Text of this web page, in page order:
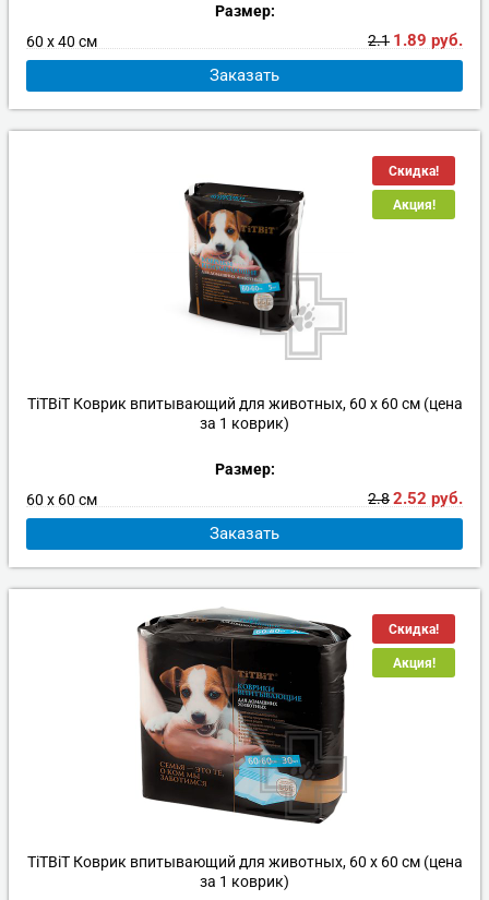
Размер:
60 х 40 см
2.1 1.89 руб.
Заказать
Скидка!
Акция!
TiTBiT Коврик впитывающий для животных, 60 x 60 см (цена
за 1 коврик)
Размер:
60 х 60 см
2.82.52 руб.
Заказать
Скидка!
Акция!
TiTBiT Коврик впитывающий для животных, 60 x 60 см (цена
за 1 коврик)